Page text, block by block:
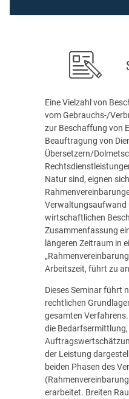
Eine Vielzahl von
vom Gebrauchs-/
zur Beschaffung von
Beauftragung von
Übersetzern/
Natur sind, eignen
Verwaltungsaufwand
wirtschaftlichen
Zusammenfassung
längeren Zeitraum in
Arbeitszeit, führt zu
Dieses Seminar führt
rechtlichen
gesamten
die Bedarfsermittlung,
der Leistung
beiden Phasen des
erarbeitet. Breiten